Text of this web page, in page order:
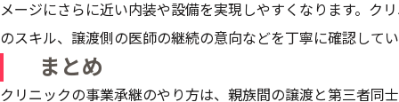
メージにさらに近い内装や設備を実現しやすくなります。ク
のスキル、譲渡側の医師の継続の意向などを丁寧に確認して
まとめ
クリニックの事業承継のやり方は、親族間の譲渡と第三者同